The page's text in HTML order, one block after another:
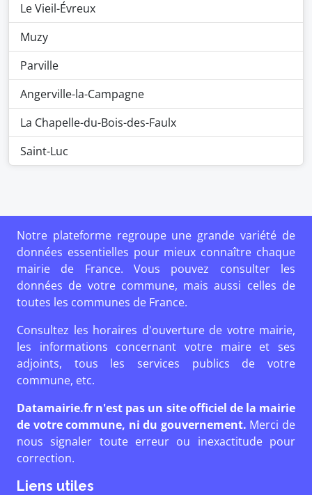
Le Vieil-Évreux
Muzy
Parville
Angerville-la-Campagne
La Chapelle-du-Bois-des-Faulx
Saint-Luc
Notre plateforme regroupe une grande variété de
données essentielles pour mieux connaître chaque
mairie de France. Vous pouvez consulter les
données de votre commune, mais aussi celles de
toutes les communes de France.
Consultez les horaires d'ouverture de votre mairie,
les informations concernant votre maire et ses
adjoints, tous les services publics de votre
commune, etc.
Datamairie.fr n'est pas un site officiel de la mairie
de votre commune, ni du gouvernement. Merci de
nous signaler toute erreur ou inexactitude pour
correction.
Liens utiles